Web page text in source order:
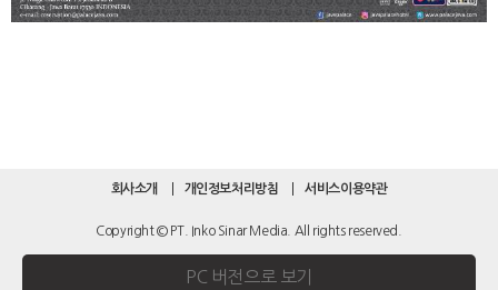
회사소개 개인정보처리방침 서비스이용약관
Copyright © PT. Inko Sinar Media. All rights reserved.
PC 버전으로 보기